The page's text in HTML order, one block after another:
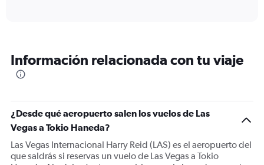
categories.
The
Y
axis
displaying
values.
Range:
Información relacionada con tu viaje
¿Desde qué aeropuerto salen los vuelos de Las
Vegas a Tokio Haneda?
Las Vegas Internacional Harry Reid (LAS) es el aeropuerto del
que saldrás si reservas un vuelo de Las Vegas a Tokio